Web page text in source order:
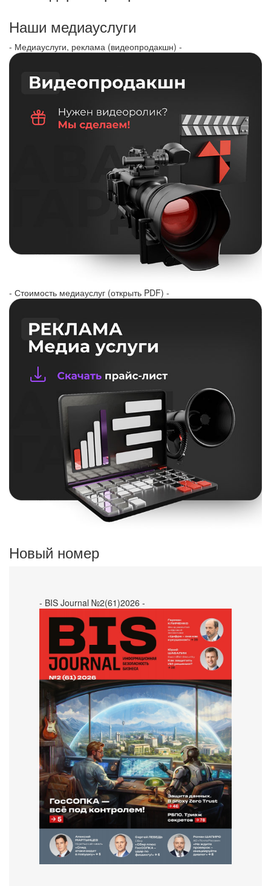
Наши медиауслуги
- Медиауслуги, реклама (видеопродакшн) -
- Стоимость медиауслуг (открыть PDF) -
Новый номер
- BIS Journal №2(61)2026 -